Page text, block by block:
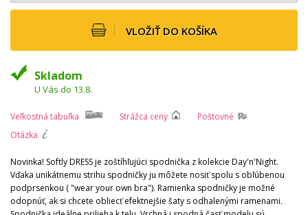
VLOŽIŤ DO KOŠÍKA
Skladom
U Vás do 13.8.
Veľkostná tabuľka Strážca ceny
Poštovné
Otázka
Novinka! Softly DRESS je zoštíhľujúci spodnička z kolekcie Day'n'Night.
Vďaka unikátnemu strihu spodničky ju môžete nosiť spolu s obľúbenou
podprsenkou ( "wear your own bra"). Ramienka spodničky je možné
odopnúť, ak si chcete obliecť efektnejšie šaty s odhalenými ramenami.